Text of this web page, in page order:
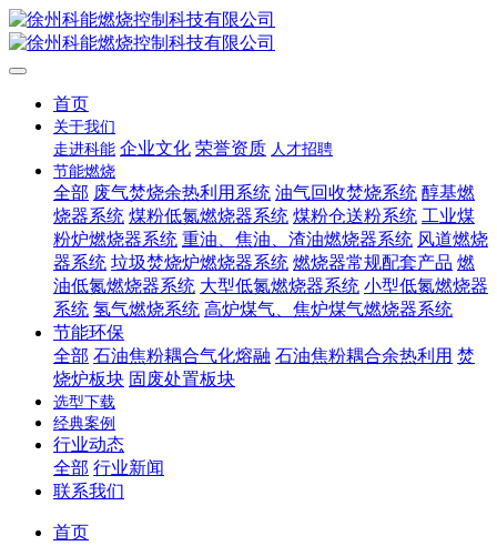
首页
关于我们
走进科能 企业文化 荣誉资质 人才招聘
节能燃烧
全部 废气焚烧余热利用系统 油气回收焚烧系统 醇基燃
烧器系统 煤粉低氮燃烧器系统 煤粉仓送粉系统 工业煤
粉炉燃烧器系统 重油、焦油、渣油燃烧器系统 风道燃烧
器系统 垃圾焚烧炉燃烧器系统 燃烧器常规配套产品 燃
油低氮燃烧器系统 大型低氮燃烧器系统 小型低氮燃烧器
系统 氢气燃烧系统 高炉煤气、焦炉煤气燃烧器系统
节能环保
全部 石油焦粉耦合气化熔融 石油焦粉耦合余热利用 焚
烧炉板块 固废处置板块
选型下载
经典案例
行业动态
全部 行业新闻
联系我们
首页